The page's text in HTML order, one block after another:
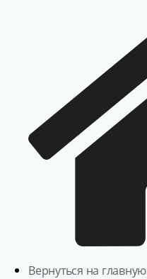
Вернуться на главную